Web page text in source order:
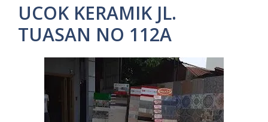
UCOK KERAMIK JL.
TUASAN NO 112A